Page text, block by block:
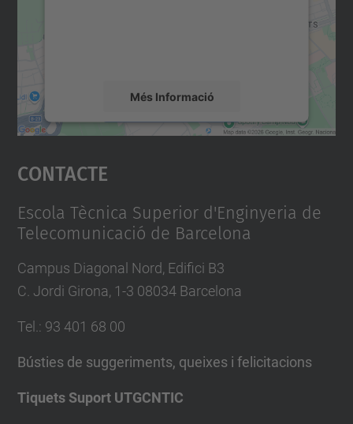
Més Informació
Accepta
powered by
Contacte
Escola Tècnica Superior d'Enginyeria de
Telecomunicació de Barcelona
Campus Diagonal Nord, Edifici B3
C. Jordi Girona, 1-3 08034 Barcelona
Tel. : 93 401 68 00
Bústies de suggeriments, queixes i felicitacions
Tiquets Suport UTGCNTIC